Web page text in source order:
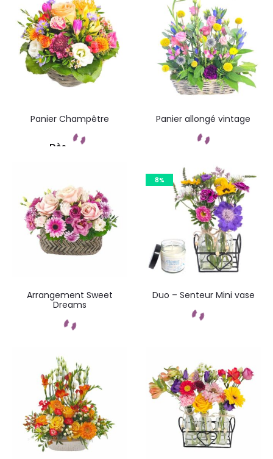
Panier Champêtre
Dès
Panier allongé vintage
Commandez
Arrangement Sweet
Dreams
8%
Duo – Senteur Mini vase